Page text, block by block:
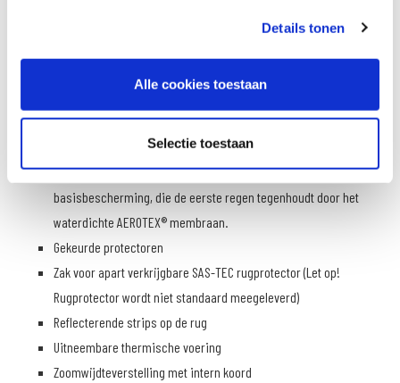
Details tonen
Alle cookies toestaan
Selectie toestaan
Softshell is lekker soepel, sterk en wind- en waterdicht. Het matte,
zachte oppervlak maakt het tot een prachtige Urban Basic Jacket.
Voorzien van uitneembare voering
Modern softshelljack met winddichte en ademende
basisbescherming, die de eerste regen tegenhoudt door het
waterdichte AEROTEX® membraan.
Gekeurde protectoren
Zak voor apart verkrijgbare SAS-TEC rugprotector (Let op!
Rugprotector wordt niet standaard meegeleverd)
Reflecterende strips op de rug
Uitneembare thermische voering
Zoomwijdteverstelling met intern koord